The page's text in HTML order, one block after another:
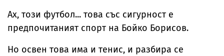
Ах, този футбол... това със сигурност е
предпочитаният спорт на Бойко Борисов.
Но освен това има и тенис, и разбира се